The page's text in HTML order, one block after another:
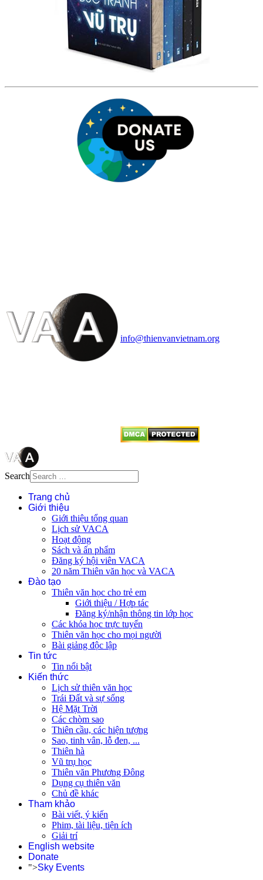
info@thienvanvietnam.org
Search
Trang chủ
Giới thiệu
Giới thiệu tổng quan
Lịch sử VACA
Hoạt động
Sách và ấn phẩm
Đăng ký hội viên VACA
20 năm Thiên văn học và VACA
Đào tạo
Thiên văn học cho trẻ em
Giới thiệu / Hợp tác
Đăng ký/nhận thông tin lớp học
Các khóa học trực tuyến
Thiên văn học cho mọi người
Bài giảng độc lập
Tin tức
Tin nổi bật
Kiến thức
Lịch sử thiên văn học
Trái Đất và sự sống
Hệ Mặt Trời
Các chòm sao
Thiên cầu, các hiện tượng
Sao, tinh vân, lỗ đen, ...
Thiên hà
Vũ trụ học
Thiên văn Phương Đông
Dụng cụ thiên văn
Chủ đề khác
Tham khảo
Bài viết, ý kiến
Phim, tài liệu, tiện ích
Giải trí
English website
Donate
">Sky Events